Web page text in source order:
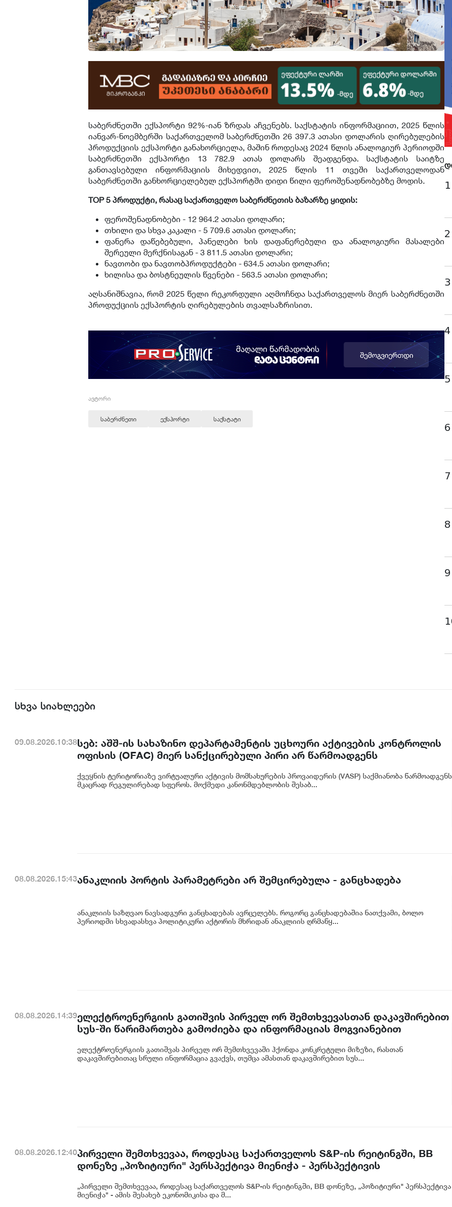
საბერძნეთში ექსპორტი 92%-იან ზრდას აჩვენებს. საქსტატის ინფორმაციით, 2025 წლის
იანვარ-ნოემბერში საქართველომ საბერძნეთში 26 397.3 ათასი დოლარის ღირებულების
პროდუქციის ექსპორტი განახორციელა, მაშინ როდესაც 2024 წლის ანალოგიურ პერიოდში
საბერძნეთში ექსპორტი 13 782.9 ათას დოლარს შეადგენდა. საქსტატის საიტზე
განთავსებული ინფორმაციის მიხედვით, 2025 წლის 11 თვეში საქართველოდან
საბერძნეთში განხორციელებულ ექსპორტში დიდი წილი ფეროშენადნობებზე მოდის.
TOP 5 პროდუქტი, რასაც საქართველო საბერძნეთის ბაზარზე ყიდის:
ფეროშენადნობები - 12 964.2 ათასი დოლარი;
თხილი და სხვა კაკალი - 5 709.6 ათასი დოლარი;
ფანერა დაწებებული, პანელები ხის დაფანერებული და ანალოგიური მასალები
შერეული მერქნისაგან - 3 811.5 ათასი დოლარი;
ნავთობი და ნავთობპროდუქტები - 634.5 ათასი დოლარი;
ხილისა და ბოსტნეულის წვენები - 563.5 ათასი დოლარი;
აღსანიშნავია, რომ 2025 წელი რეკორდული აღმოჩნდა საქართველოს მიერ საბერძნეთში
პროდუქციის ექსპორტის ღირებულების თვალსაზრისით.
ავტორი
საბერძნეთი ექსპორტი საქსტატი
1
2
3
4
5
6
7
8
9
სხვა სიახლეები
09.08.2026.10:38სებ: აშშ-ის სახაზინო დეპარტამენტის უცხოური აქტივების კონტროლის
ოფისის (OFAC) მიერ სანქცირებული პირი არ წარმოადგენს
ქვეყნის ტერიტორიაზე ვირტუალური აქტივის მომსახურების პროვაიდერის (VASP) საქმიანობა წარმოადგენს
მკაცრად რეგულირებად სფეროს. მოქმედი კანონმდებლობის შესაბ...
08.08.2026.15:43ანაკლიის პორტის პარამეტრები არ შემცირებულა - განცხადება
ანაკლიის საზღვაო ნავსადგური განცხადებას ავრცელებს. როგორც განცხადებაშია ნათქვამი, ბოლო
პერიოდში სხვადასხვა პოლიტიკური აქტორის მხრიდან ანაკლიის ღრმაწყ...
08.08.2026.14:39ელექტროენერგიის გათიშვის პირველ ორ შემთხვევასთან დაკავშირებით
სუს-ში წარიმართება გამოძიება და ინფორმაციას მოგვიანებით
კონკრეტული მიზეზი - კონკრეტული სარეაბილიტაციო სამუშაოები
ენგურჰესზე - ირაკლი კობახიძე
ელექტროენერგიის გათიშვას პირველ ორ შემთხვევაში ჰქონდა კონკრეტული მიზეზი, რასთან
დაკავშირებითაც სრული ინფორმაცია გვაქვს, თუმცა ამასთან დაკავშირებით სუს...
08.08.2026.12:40პირველი შემთხვევაა, როდესაც საქართველოს S&P-ის რეიტინგში, BB
დონეზე „პოზიტიური" პერსპექტივა მიენიჭა - პერსპექტივის
საერთაშორისო ინვესტორებისთვის მიმზიდველ ქვეყნად რჩება | ვახტანგ
ცინცაძე
„პირველი შემთხვევაა, როდესაც საქართველოს S&P-ის რეიტინგში, BB დონეზე, „პოზიტიური" პერსპექტივა
მიენიჭა" - ამის შესახებ ეკონომიკისა და მ...